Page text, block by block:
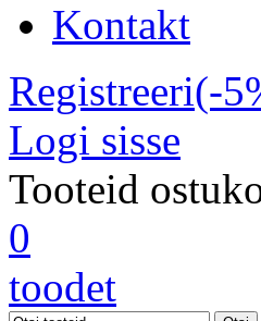
Kontakt
Registreeri(-
Logi sisse
Tooteid
0
toodet